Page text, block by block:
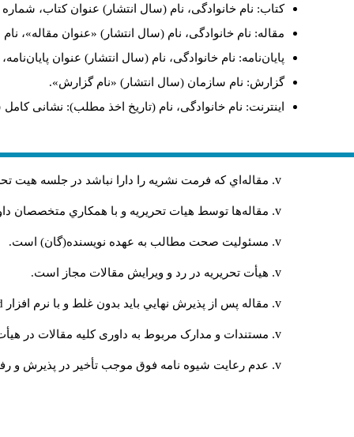
کتاب: نام خانوادگی، نام (سال انتشار) عنوان کتاب،
مقاله: نام خانوادگی، نام (سال انتشار) «عنوان مقاله»،
پایان‌نامه: نام خانوادگی، نام (سال انتشار) عنوان
گزارش: نام سازمان (سال انتشار) «نام گزارش».
اینترنت: نام خانوادگی، نام (تاریخ اخذ مطلب): نشانی
مقاله‌اي كه فرمت نشريه را دارا نباشد در جلسه هيت
مقاله‌ها توسط هیات تحريريه و با همکاري
مسئوليت صحت مطالب به عهده نويسنده(گان) است.
هيأت تحريريه در رد و ويرايش مقالات مجاز است.
مقاله پس از پذيرش نهايي باید بدون غلط و با نرم افزار
مستندات و مدارک مربوط به داوری کلیه مقالات در
عدم رعایت شیوه نامه فوق موجب تأخیر در پذیرش و